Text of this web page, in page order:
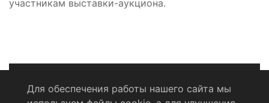
участникам выставки-аукциона.
Для обеспечения работы нашего сайта мы